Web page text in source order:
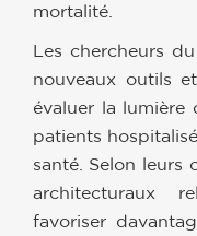
mortalité.
Les chercheurs
nouveaux outils
évaluer la lumière
patients
santé. Selon leurs
architecturaux
favoriser